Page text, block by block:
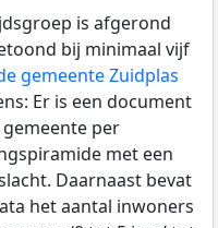
is afgerond
bij minimaal vijf
gemeente Zuidplas
Er is een document
per
met een
Daarnaast bevat
het aantal inwoners